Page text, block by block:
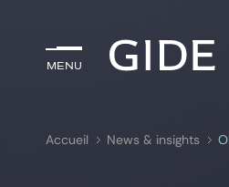
Menu
Menu
Accueil News & insights